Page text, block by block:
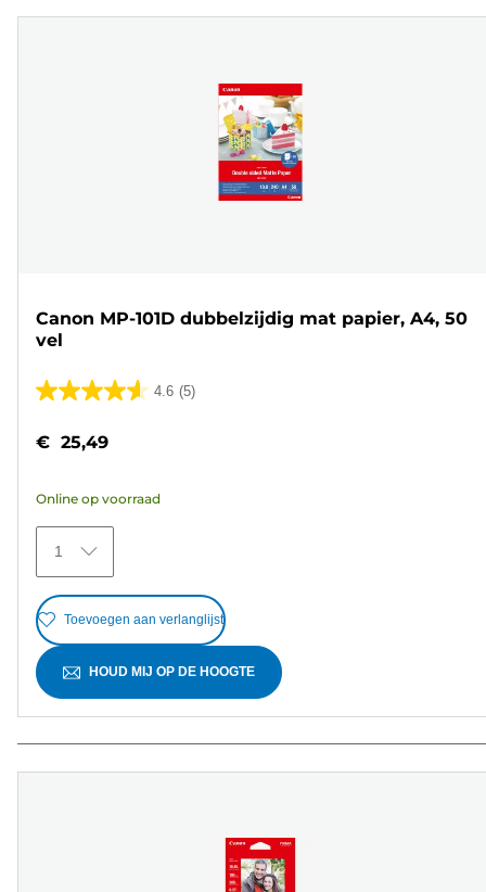
Canon MP-101D dubbelzijdig mat papier, A4, 50
vel
4.6 (5)
4.6
de
sterren.
5
beoordelingen
€ 25,49
Online op voorraad
1
Toevoegen aan verlanglijst
HOUD MIJ OP DE HOOGTE